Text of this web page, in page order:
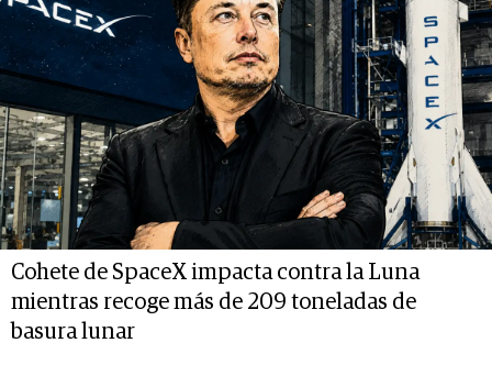
Cohete de SpaceX impacta contra la Luna
mientras recoge más de 209 toneladas de
basura lunar